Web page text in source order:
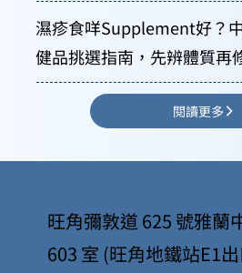
濕疹食咩Supplement好？
健品挑選指南，先辨體質再
閱讀更多
旺角彌敦道 625 號雅蘭
603 室 (旺角地鐵站E1